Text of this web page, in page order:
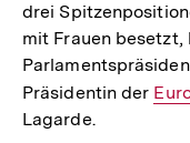
drei
mit Frauen besetzt,
Präsidentin der
Lagarde.